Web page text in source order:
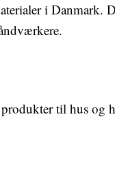
i Danmark.
til hus og